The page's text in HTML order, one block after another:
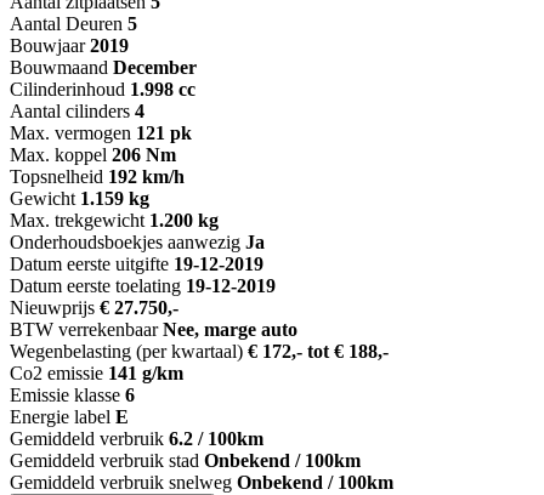
Aantal Deuren 5
Bouwjaar 2019
Bouwmaand December
Cilinderinhoud 1.998 cc
Aantal cilinders 4
Max. vermogen 121 pk
Max. koppel 206 Nm
Topsnelheid 192 km/h
Gewicht 1.159 kg
Max. trekgewicht 1.200 kg
Onderhoudsboekjes aanwezig Ja
Datum eerste uitgifte 19-12-2019
Datum eerste toelating 19-12-2019
Nieuwprijs € 27.750,-
BTW verrekenbaar Nee, marge auto
Wegenbelasting (per kwartaal) € 172,- tot € 188,-
Co2 emissie 141 g/km
Emissie klasse 6
Energie label E
Gemiddeld verbruik 6.2 / 100km
Gemiddeld verbruik stad Onbekend / 100km
Gemiddeld verbruik snelweg Onbekend / 100km